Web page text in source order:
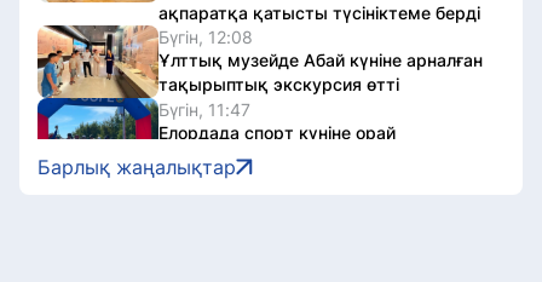
ақпаратқа қатысты түсініктеме берді
Бүгін, 12:08
Ұлттық музейде Абай күніне арналған
тақырыптық экскурсия өтті
Бүгін, 11:47
Елордада спорт күніне орай
бұқаралық велошеру өтті
Бүгін, 11:03
Барлық жаңалықтар